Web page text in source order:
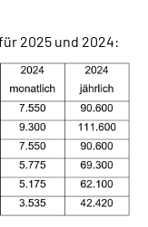
2025 und 2024: